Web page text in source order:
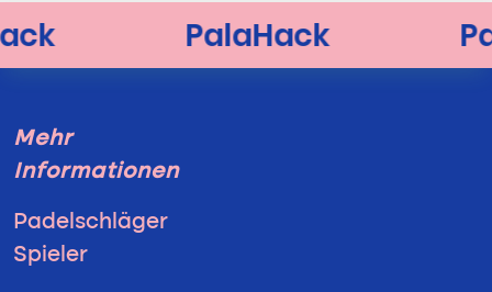
Mehr
Informationen
Padelschläger
Spieler